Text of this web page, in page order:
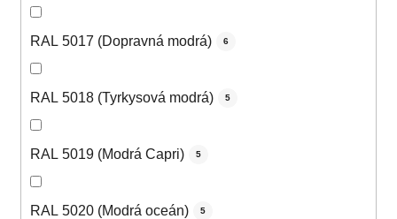
RAL 5017 (Dopravná modrá) 6
RAL 5018 (Tyrkysová modrá) 5
RAL 5019 (Modrá Capri) 5
RAL 5020 (Modrá oceán) 5